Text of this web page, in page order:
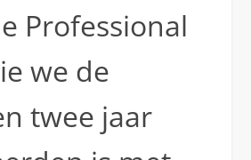
Professional
we de
twee jaar